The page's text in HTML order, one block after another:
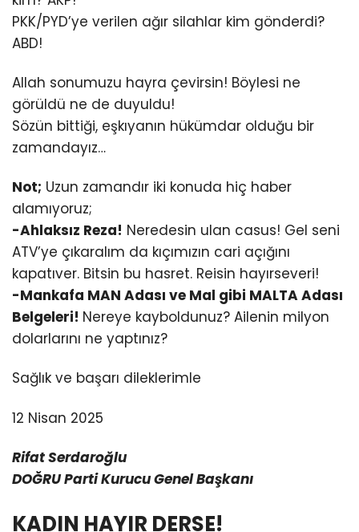
PKK/PYD’ye verilen ağır silahlar kim gönderdi?
ABD!
Allah sonumuzu hayra çevirsin! Böylesi ne
görüldü ne de duyuldu!
Sözün bittiği, eşkıyanın hükümdar olduğu bir
zamandayız…
Not; Uzun zamandır iki konuda hiç haber
alamıyoruz;
-Ahlaksız Reza! Neredesin ulan casus! Gel seni
ATV’ye çıkaralım da kıçımızın cari açığını
kapatıver. Bitsin bu hasret. Reisin hayırseveri!
-Mankafa MAN Adası ve Mal gibi MALTA Adası
Belgeleri! Nereye kayboldunuz? Ailenin milyon
dolarlarını ne yaptınız?
Sağlık ve başarı dileklerimle
12 Nisan 2025
Rifat Serdaroğlu
DOĞRU Parti Kurucu Genel Başkanı
KADIN HAYIR DERSE!